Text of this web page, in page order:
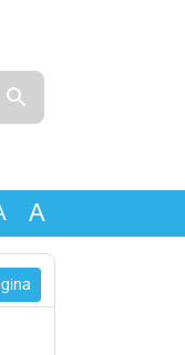
A